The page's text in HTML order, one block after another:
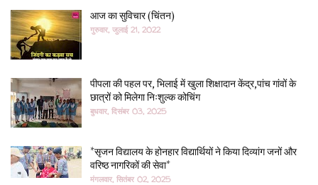
आज का सुविचार (चिंतन)
गुरुवार, जुलाई 21, 2022
पीपला की पहल पर, भिलाई में खुला शिक्षादान केंद्र,पांच गांवों के
छात्रों को मिलेगा निःशुल्क कोचिंग
बुधवार, दिसंबर 03, 2025
*सृजन विद्यालय के होनहार विद्यार्थियों ने किया दिव्यांग जनों और
वरिष्ठ नागरिकों की सेवा*
मंगलवार, सितंबर 02, 2025